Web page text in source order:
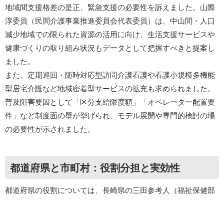
地域間支援格差の是正、緊急支援の必要性を訴えました。山際
淳委員（民間介護事業推進委員会代表委員）は、中山間・人口
減少地域での限られた資源の活用に向け、生活支援サービスや
健康づくりの取り組み状況もデータとして把握すべきと提案し
ました。
また、定期巡回・随時対応型訪問介護看護や看護小規模多機能
型居宅介護など地域密着型サービスの拡充も求められました。
普及阻害要因として「区分支給限度額」「オペレーター配置要
件」など制度面の壁が挙げられ、モデル展開や専門的検討の場
の必要性が示されました。
都道府県と市町村：役割分担と実効性
都道府県の役割については、長崎県の三田参考人（福祉保健部